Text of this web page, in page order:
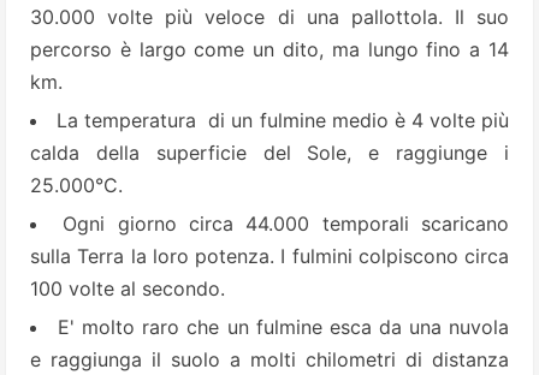
30.000 volte più veloce di una pallottola. Il suo
percorso è largo come un dito, ma lungo fino a 14
km.
La temperatura di un fulmine medio è 4 volte più
calda della superficie del Sole, e raggiunge i
25.000°C.
Ogni giorno circa 44.000 temporali scaricano
sulla Terra la loro potenza. I fulmini colpiscono circa
100 volte al secondo.
E' molto raro che un fulmine esca da una nuvola
e raggiunga il suolo a molti chilometri di distanza